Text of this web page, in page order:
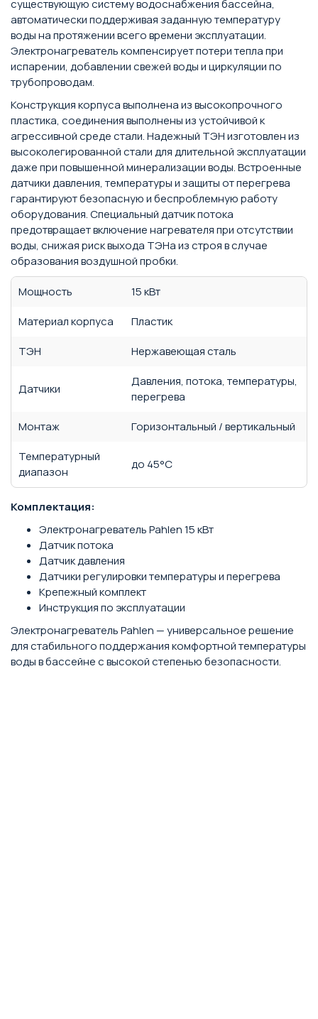
существующую систему водоснабжения бассейна,
автоматически поддерживая заданную температуру
воды на протяжении всего времени эксплуатации.
Электронагреватель компенсирует потери тепла при
испарении, добавлении свежей воды и циркуляции по
трубопроводам.
Конструкция корпуса выполнена из высокопрочного
пластика, соединения выполнены из устойчивой к
агрессивной среде стали. Надежный ТЭН изготовлен из
высоколегированной стали для длительной эксплуатации
даже при повышенной минерализации воды. Встроенные
датчики давления, температуры и защиты от перегрева
гарантируют безопасную и беспроблемную работу
оборудования. Специальный датчик потока
предотвращает включение нагревателя при отсутствии
воды, снижая риск выхода ТЭНа из строя в случае
образования воздушной пробки.
Мощность
15 кВт
Материал корпуса
Пластик
ТЭН
Нержавеющая сталь
Датчики
Давления, потока, температуры,
перегрева
Монтаж
Горизонтальный / вертикальный
Температурный
диапазон
до 45°C
Комплектация:
Электронагреватель Pahlen 15 кВт
Датчик потока
Датчик давления
Датчики регулировки температуры и перегрева
Крепежный комплект
Инструкция по эксплуатации
Электронагреватель Pahlen — универсальное решение
для стабильного поддержания комфортной температуры
воды в бассейне с высокой степенью безопасности.